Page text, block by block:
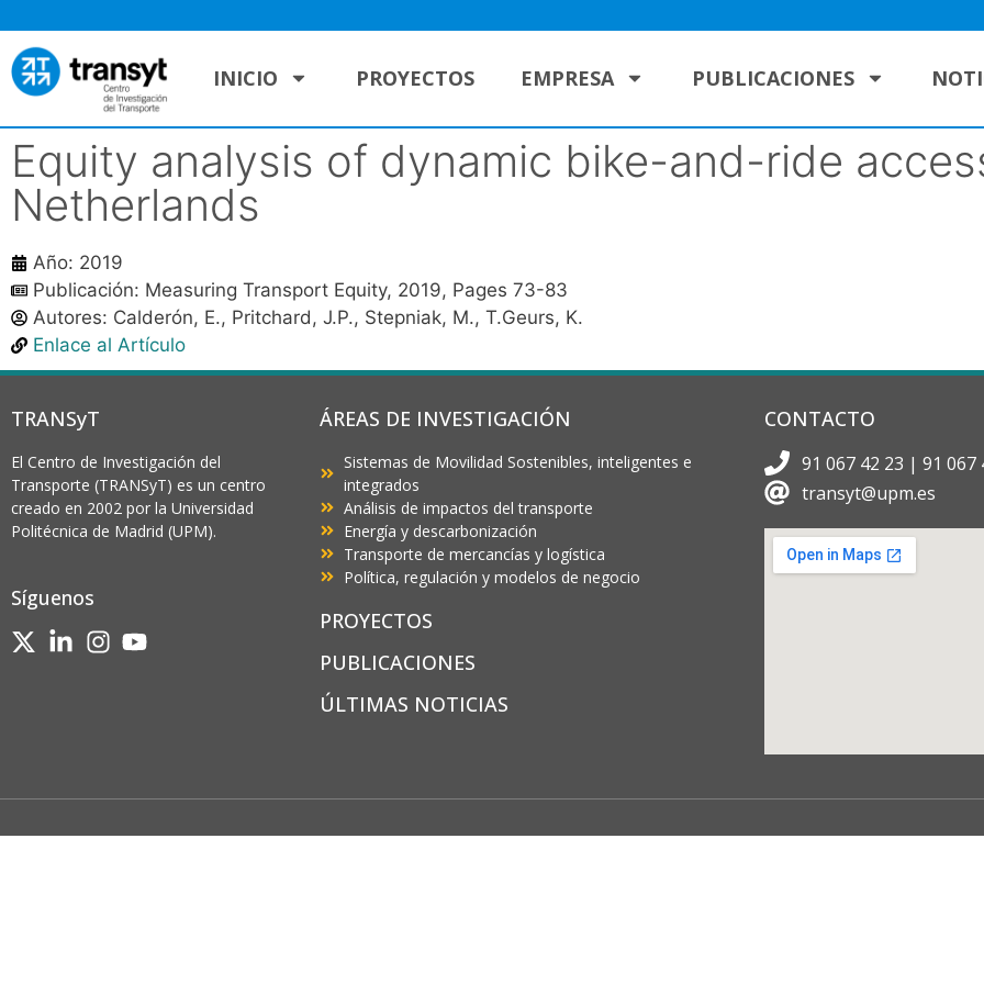
INICIO PROYECTOS EMPRESA PUBLICACIONES
Equity analysis of dynamic bike-and-ride
Netherlands
Año: 2019
Publicación: Measuring Transport Equity, 2019, Pages 73-83
Autores: Calderón, E., Pritchard, J.P., Stepniak, M., T.Geurs, K.
Enlace al Artículo
TRANSyT
El Centro de Investigación del
Transporte (TRANSyT) es un centro
creado en 2002 por la Universidad
Politécnica de Madrid (UPM).
Síguenos
ÁREAS DE INVESTIGACIÓN
Sistemas de Movilidad Sostenibles, inteligentes e
integrados
Análisis de impactos del transporte
Energía y descarbonización
Transporte de mercancías y logística
Política, regulación y modelos de negocio
PROYECTOS
PUBLICACIONES
ÚLTIMAS NOTICIAS
CONTACTO
91 067 42 23 | 91 067
transyt@upm.es